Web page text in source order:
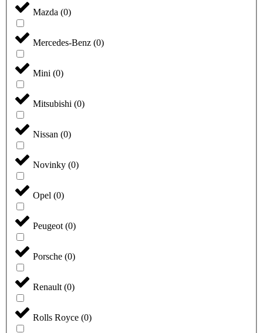
Mazda (0)
Mercedes-Benz (0)
Mini (0)
Mitsubishi (0)
Nissan (0)
Novinky (0)
Opel (0)
Peugeot (0)
Porsche (0)
Renault (0)
Rolls Royce (0)